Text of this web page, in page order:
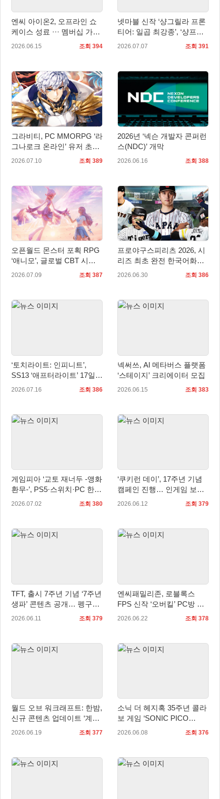
엔씨 아이온2, 오프라인 쇼
케이스 성료 ··· 멤버십 가격
인하 계획 발표
2026.06.15 조회 394
넷마블 신작 ‘샹그릴라 프론
티어: 일곱 최강종’, ‘샹프로
의 날’ 기념 특별 방송서 신
2026.07.07 조회 391
그라비티, PC MMORPG ‘라
그나로크 온라인’ 유저 초청
토론회 개최!
2026.07.10 조회 389
2026년 ‘넥슨 개발자 콘퍼런
스(NDC)’ 개막
2026.06.16 조회 388
오픈월드 몬스터 포획 RPG
‘애니모’, 글로벌 CBT 시
작… 판타지 생태계 직접 만
2026.07.09 조회 387
프로야구스피리츠 2026, 시
리즈 최초 완전 한국어화…
7월 16일 발매
2026.06.30 조회 386
‘토치라이트: 인피니트’,
SS13 ‘애프터라이트’ 17일
업데이트
2026.07.16 조회 386
넥써쓰, AI 메타버스 플랫폼
‘스테이지’ 크리에이터 모집
2026.06.15 조회 383
게임피아 ‘교토 재너두 -앵화
환무-’, PS5·스위치·PC 한국
어판 예약판매… 7월 16일
2026.07.02 조회 380
‘쿠키런 데이’, 17주년 기념
캠페인 진행… 인게임 보상
과 경품 이벤트 제공
2026.06.12 조회 379
TFT, 출시 7주년 기념 ‘7주년
생파’ 콘텐츠 공개… 펭구의
파티 돌아온다
2026.06.11 조회 379
엔씨패밀리존, 로블록스
FPS 신작 ‘오버킬’ PC방 서
비스 시작
2026.06.22 조회 378
월드 오브 워크래프트: 한밤,
신규 콘텐츠 업데이트 ‘계시’
적용!
2026.06.19 조회 377
소닉 더 헤지혹 35주년 콜라
보 게임 ‘SONIC PICO
PARK’ 공개
2026.06.08 조회 376